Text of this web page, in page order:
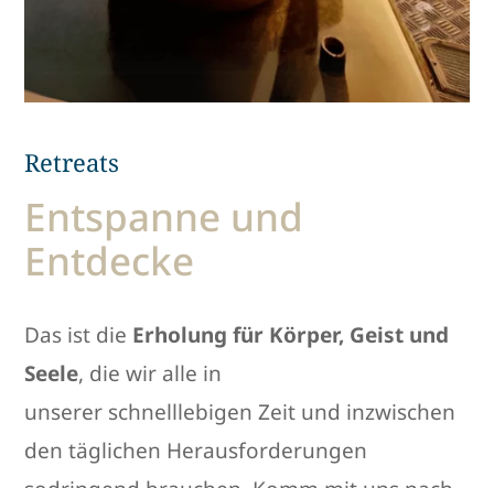
Retreats
Entspanne und
Entdecke
Das ist die Erholung für Körper, Geist und
Seele, die wir alle in
unserer schnelllebigen Zeit und inzwischen
den täglichen Herausforderungen